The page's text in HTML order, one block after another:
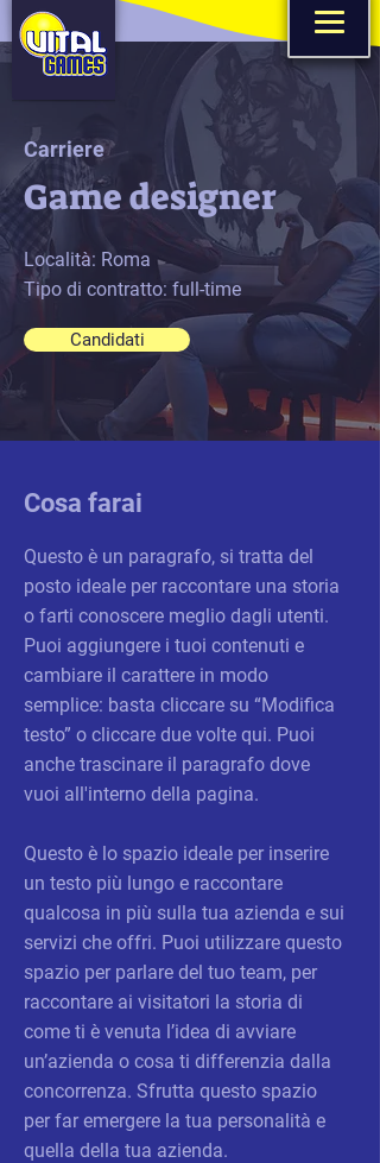
Carriere
Game designer
Località: Roma
Tipo di contratto: full-time
Candidati
Cosa farai
Questo è un paragrafo, si tratta del
posto ideale per raccontare una storia
o farti conoscere meglio dagli utenti.
Puoi aggiungere i tuoi contenuti e
cambiare il carattere in modo
semplice: basta cliccare su “Modifica
testo” o cliccare due volte qui. Puoi
anche trascinare il paragrafo dove
vuoi all'interno della pagina.
Questo è lo spazio ideale per inserire
un testo più lungo e raccontare
qualcosa in più sulla tua azienda e sui
servizi che offri. Puoi utilizzare questo
spazio per parlare del tuo team, per
raccontare ai visitatori la storia di
come ti è venuta l’idea di avviare
un’azienda o cosa ti differenzia dalla
concorrenza. Sfrutta questo spazio
per far emergere la tua personalità e
quella della tua azienda.